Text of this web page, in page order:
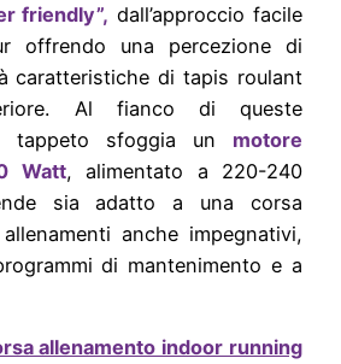
friendly”, dall’approccio facile
offrendo una percezione di
caratteristiche di tapis roulant
Al fianco di queste
tappeto sfoggia un motore
Watt, alimentato a 220-240
sia adatto a una corsa
anche impegnativi,
di mantenimento e a
allenamento indoor running